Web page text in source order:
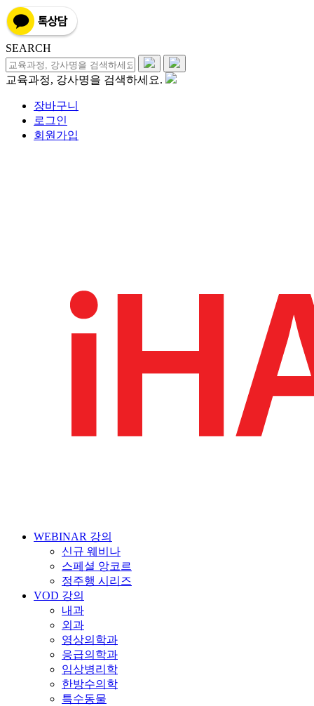
SEARCH
교육과정, 강사명을 검색하세요.
장바구니
로그인
회원가입
WEBINAR 강의
신규 웨비나
스페셜 앙코르
정주행 시리즈
VOD 강의
내과
외과
영상의학과
응급의학과
임상병리학
한방수의학
특수동물